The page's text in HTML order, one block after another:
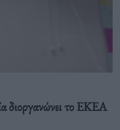
διοργανώνει το ΕΚΕΑ